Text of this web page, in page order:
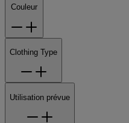
Couleur
Clothing Type
Utilisation prévue